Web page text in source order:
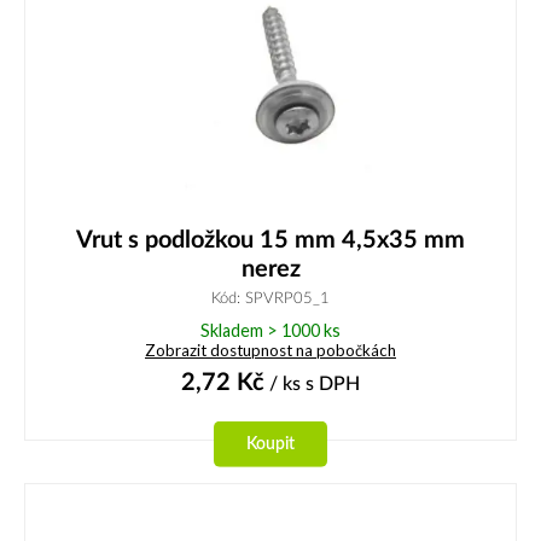
Vrut s podložkou 15 mm 4,5x35 mm
nerez
Kód: SPVRP05_1
Skladem > 1000 ks
Zobrazit dostupnost na pobočkách
2,72 Kč / ks s DPH
Koupit